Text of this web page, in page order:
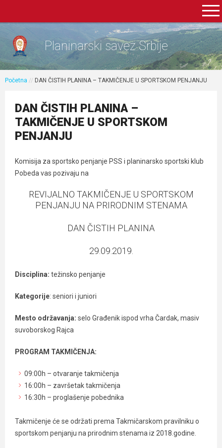
Planinarski savez Srbije
Početna // DAN ČISTIH PLANINA – TAKMIČENJE U SPORTSKOM PENJANJU
DAN ČISTIH PLANINA –
TAKMIČENJE U SPORTSKOM
PENJANJU
Komisija za sportsko penjanje PSS i planinarsko sportski klub
Pobeda vas pozivaju na
REVIJALNO TAKMIČENJE U SPORTSKOM
PENJANJU NA PRIRODNIM STENAMA
DAN ČISTIH PLANINA
29.09.2019.
Disciplina: težinsko penjanje
Kategorije: seniori i juniori
Mesto održavanja: selo Građenik ispod vrha Čardak, masiv
suvoborskog Rajca
PROGRAM TAKMIČENJA:
09:00h – otvaranje takmičenja
16:00h – završetak takmičenja
16:30h – proglašenje pobednika
Takmičenje će se održati prema Takmičarskom pravilniku o
sportskom penjanju na prirodnim stenama iz 2018.godine.